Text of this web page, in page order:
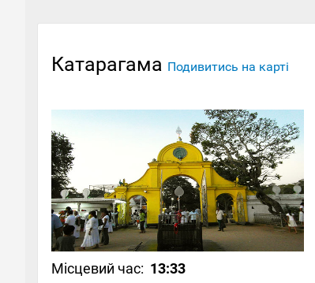
Катарагама Подивитись на карті
Місцевий час: 13:33